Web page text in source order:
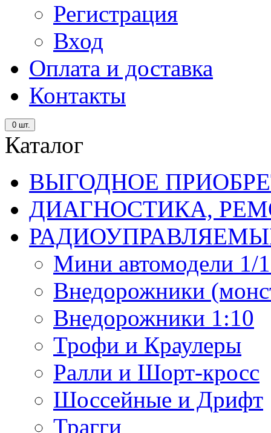
Регистрация
Вход
Оплата и доставка
Контакты
0 шт.
Каталог
ВЫГОДНОЕ
ДИАГНОСТИКА,
Мини автомодели 1/
Внедорожники
Внедорожники 1:10
Трофи и Краулеры
Ралли и Шорт-кросс
Шоссейные и Дрифт
Трагги